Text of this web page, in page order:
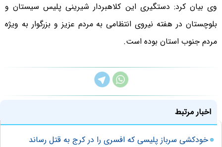
وی بیان کرد: دستگیری این کلاهبردار شیرینی پلیس سیستان و
بلوچستان در هفته نیروی انتظامی به مردم عزیز و بزرگوار به ویژه
مردم جنوب استان بوده است.
اخبار مرتبط
خودکشی سرباز پلیسی که افسری را در کرج به قتل رساند